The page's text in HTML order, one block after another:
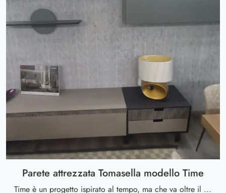
Parete attrezzata Tomasella modello Time
Time è un progetto ispirato al tempo, ma che va oltre il tempo e lo spazio per continuare ad evolversi.